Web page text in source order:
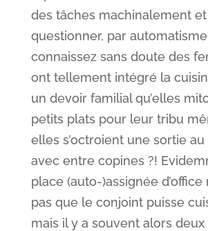
des tâches machinalement
questionner, par
connaissez sans doute des
ont tellement intégré la
un devoir familial qu’elles
petits plats pour leur tribu
elles s’octroient une sortie
avec entre copines ?!
place (auto-)assignée d’office
pas que le conjoint puisse
mais il y a souvent alors deux